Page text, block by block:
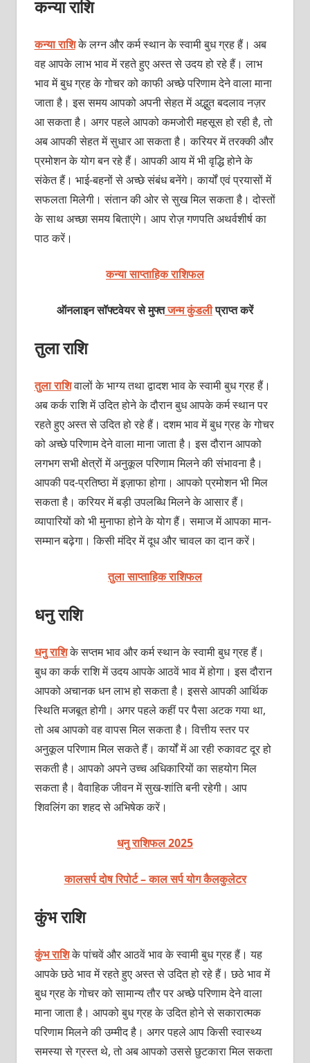
कन्या राशि
कन्‍या राशिके लग्न और कर्म स्थान के स्वामी बुध ग्रह हैं। अब
वह आपके लाभ भाव में रहते हुए अस्त से उदय हो रहे हैं। लाभ
भाव में बुध ग्रह के गोचर को काफी अच्छे परिणाम देने वाला माना
जाता है। इस समय आपको अपनी सेहत में अद्भुत बदलाव नज़र
आ सकता है। अगर पहले आपको कमजोरी महसूस हो रही है, तो
अब आपकी सेहत में सुधार आ सकता है। करियर में तरक्‍की और
प्रमोशन के योग बन रहे हैं। आपकी आय में भी वृद्धि होने के
संकेत हैं। भाई-बहनों से अच्‍छे संबंध बनेंगे। कार्यों एवं प्रयासों में
सफलता मिलेगी। संतान की ओर से सुख मिल सकता है। दोस्‍तों
के साथ अच्‍छा समय बिताएंगे। आप रोज़ गणपति अथर्वशीर्ष का
पाठ करें।
कन्या साप्ताहिक राशिफल
ऑनलाइन सॉफ्टवेयर से मुफ्तजन्म कुंडलीप्राप्त करें
तुला राशि
तुला राशिवालों के भाग्य तथा द्वादश भाव के स्वामी बुध ग्रह हैं।
अब कर्क राशि में उदित होने के दौरान बुध आपके कर्म स्थान पर
रहते हुए अस्त से उदित हो रहे हैं। दशम भाव में बुध ग्रह के गोचर
को अच्छे परिणाम देने वाला माना जाता है। इस दौरान आपको
लगभग सभी क्षेत्रों में अनुकूल परिणाम मिलने की संभावना है।
आपकी पद-प्रतिष्‍ठा में इज़ाफा होगा। आपको प्रमोशन भी मिल
सकता है। करियर में बड़ी उप‍लब्धि मिलने के आसार हैं।
व्‍यापारियों को भी मुनाफा होने के योग हैं। समाज में आपका मान-
सम्‍मान बढ़ेगा। किसी मंदिर में दूध और चावल का दान करें।
तुला साप्ताहिक राशिफल
धनु राशि
धनु राशिके सप्तम भाव और कर्म स्थान के स्वामी बुध ग्रह हैं।
बुध का कर्क राशि में उदय आपके आठवें भाव में होगा। इस दौरान
आपको अचानक धन लाभ हो सकता है। इससे आपकी आर्थिक
स्थिति मजबूत होगी। अगर पहले कहीं पर पैसा अटक गया था,
तो अब आपको वह वापस मिल सकता है। वित्तीय स्‍तर पर
अनुकूल परिणाम मिल सकते हैं। कार्यों में आ रही रुकावट दूर हो
सकती है। आपको अपने उच्‍च अधिकारियों का सहयोग मिल
सकता है। वैवाहिक जीवन में सुख-शांति बनी रहेगी। आप
शिवलिंग का शहद से अभिषेक करें।
धनु राशिफल 2025
कालसर्प दोष रिपोर्ट – काल सर्प योग कैलकुलेटर
कुंभ राशि
कुंभ राशिके पांचवें और आठवें भाव के स्वामी बुध ग्रह हैं। यह
आपके छठे भाव में रहते हुए अस्त से उदित हो रहे हैं। छठे भाव में
बुध ग्रह के गोचर को सामान्य तौर पर अच्छे परिणाम देने वाला
माना जाता है। आपको बुध ग्रह के उदित होने से सकारात्‍मक
परिणाम मिलने की उम्‍मीद है। अगर पहले आप किसी स्‍वास्‍थ्‍य
समस्‍या से ग्रस्‍त थे, तो अब आपको उससे छुटकारा मिल सकता